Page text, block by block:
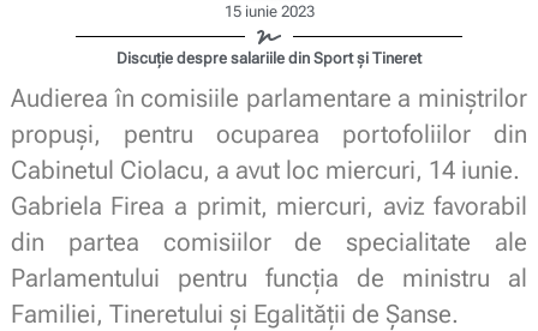
15 iunie 2023
Discuție despre salariile din Sport și Tineret
Audierea în comisiile parlamentare a miniștrilor
propuși, pentru ocuparea portofoliilor din
Cabinetul Ciolacu, a avut loc miercuri, 14 iunie.
Gabriela Firea a primit, miercuri, aviz favorabil
din partea comisiilor de specialitate ale
Parlamentului pentru funcţia de ministru al
Familiei, Tineretului şi Egalităţii de Şanse.